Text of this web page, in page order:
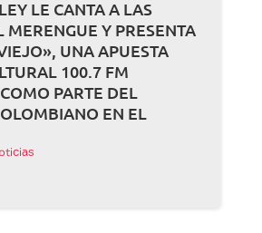
LE CANTA A LAS
MERENGUE Y PRESENTA
UNA APUESTA
100.7 FM
PARTE DEL
EN EL